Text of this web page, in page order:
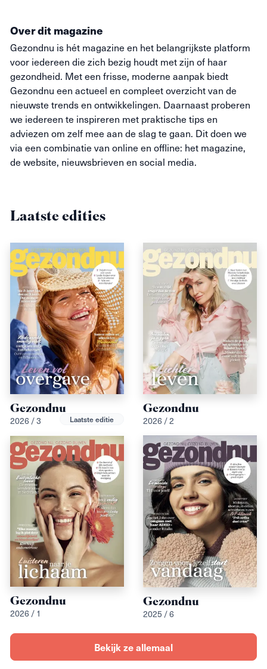
Over dit magazine
Gezondnu is hét magazine en het belangrijkste platform
voor iedereen die zich bezig houdt met zijn of haar
gezondheid. Met een frisse, moderne aanpak biedt
Gezondnu een actueel en compleet overzicht van de
nieuwste trends en ontwikkelingen. Daarnaast proberen
we iedereen te inspireren met praktische tips en
adviezen om zelf mee aan de slag te gaan. Dit doen we
via een combinatie van online en offline: het magazine,
de website, nieuwsbrieven en social media.
Laatste edities
Gezondnu
2026 / 3 Laatste editie
Gezondnu
2026 / 2
Gezondnu
2026 / 1
Gezondnu
2025 / 6
Bekijk ze allemaal